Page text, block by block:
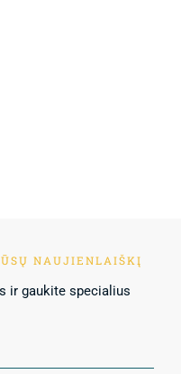
NAUJIENLAIŠKĮ
ir gaukite specialius